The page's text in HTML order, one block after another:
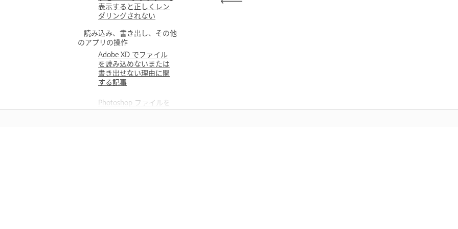
表示すると正しくレン
ダリングされない
読み込み、書き出し、その他
のアプリの操作
Adobe XD でファイル
を読み込めないまたは
書き出せない理由に関
する記事
Photoshop ファイルを
XD で開くときにサポー